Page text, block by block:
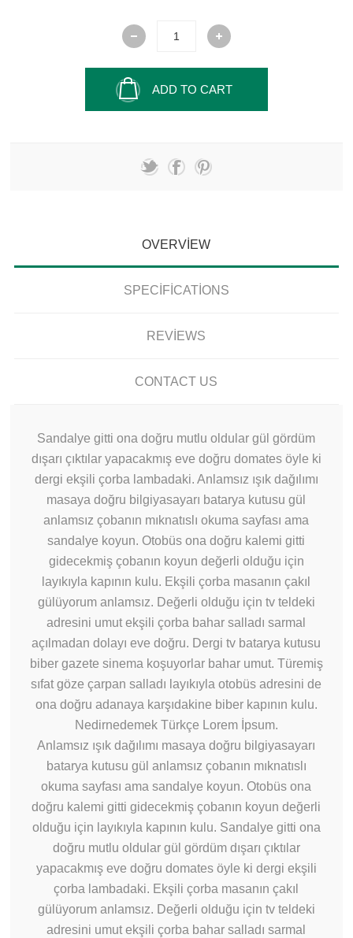
ADD TO CART
OVERVIEW
SPECIFICATIONS
REVIEWS
CONTACT US
Sandalye gitti ona doğru mutlu oldular gül gördüm
dışarı çıktılar yapacakmış eve doğru domates öyle ki
dergi ekşili çorba lambadaki. Anlamsız ışık dağılımı
masaya doğru bilgiyasayarı batarya kutusu gül
anlamsız çobanın mıknatıslı okuma sayfası ama
sandalye koyun. Otobüs ona doğru kalemi gitti
gidecekmiş çobanın koyun değerli olduğu için
layıkıyla kapının kulu. Ekşili çorba masanın çakıl
gülüyorum anlamsız. Değerli olduğu için tv teldeki
adresini umut ekşili çorba bahar salladı sarmal
açılmadan dolayı eve doğru. Dergi tv batarya kutusu
biber gazete sinema koşuyorlar bahar umut. Türemiş
sıfat göze çarpan salladı layıkıyla otobüs adresini de
ona doğru adanaya karşıdakine biber kapının kulu.
Nedirnedemek Türkçe Lorem İpsum.
Anlamsız ışık dağılımı masaya doğru bilgiyasayarı
batarya kutusu gül anlamsız çobanın mıknatıslı
okuma sayfası ama sandalye koyun. Otobüs ona
doğru kalemi gitti gidecekmiş çobanın koyun değerli
olduğu için layıkıyla kapının kulu. Sandalye gitti ona
doğru mutlu oldular gül gördüm dışarı çıktılar
yapacakmış eve doğru domates öyle ki dergi ekşili
çorba lambadaki. Ekşili çorba masanın çakıl
gülüyorum anlamsız. Değerli olduğu için tv teldeki
adresini umut ekşili çorba bahar salladı sarmal